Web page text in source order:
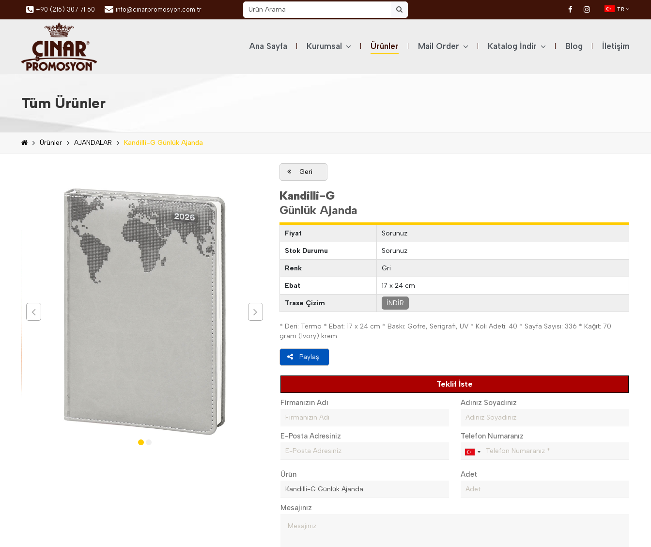
+90 (216) 307 71 60 info@cinarpromosyon.com.tr TR
Ana Sayfa Kurumsal Ürünler Mail Order Katalog İndir Blog İletişim
Tüm Ürünler
Ürünler AJANDALAR Kandilli-G Günlük Ajanda
Geri
Kandilli-G
Günlük Ajanda
Fiyat Sorunuz
Stok Durumu Sorunuz
Renk Gri
Ebat 17 x 24 cm
Trase Çizim İNDİR
* Deri: Termo * Ebat: 17 x 24 cm * Baskı: Gofre, Serigrafi, UV * Koli Adeti: 40 * Sayfa Sayısı: 336 * Kağıt: 70
gram (Ivory) krem
Paylaş
Teklif İste
Firmanızın Adı Adınız Soyadınız
E-Posta Adresiniz Telefon Numaranız
Ürün Adet
Mesajınız